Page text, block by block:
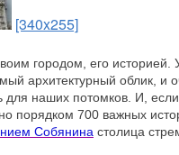
[340x255]
городом, его историей.
архитектурный облик, и
для наших потомков. И,
порядком 700 важных
Собянина столица